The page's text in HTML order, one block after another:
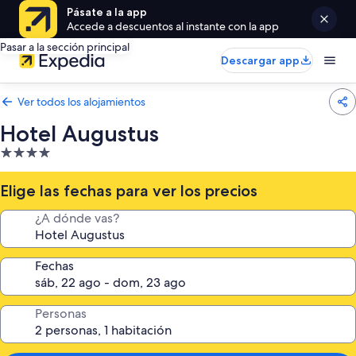
Pásate a la app
Accede a descuentos al instante con la app
Pasar a la sección principal
Descargar app
Ver todos los alojamientos
Hotel Augustus
Alojamiento
de
4.0 estrellas
Elige las fechas para ver los precios
¿A dónde vas?
Fechas
Personas